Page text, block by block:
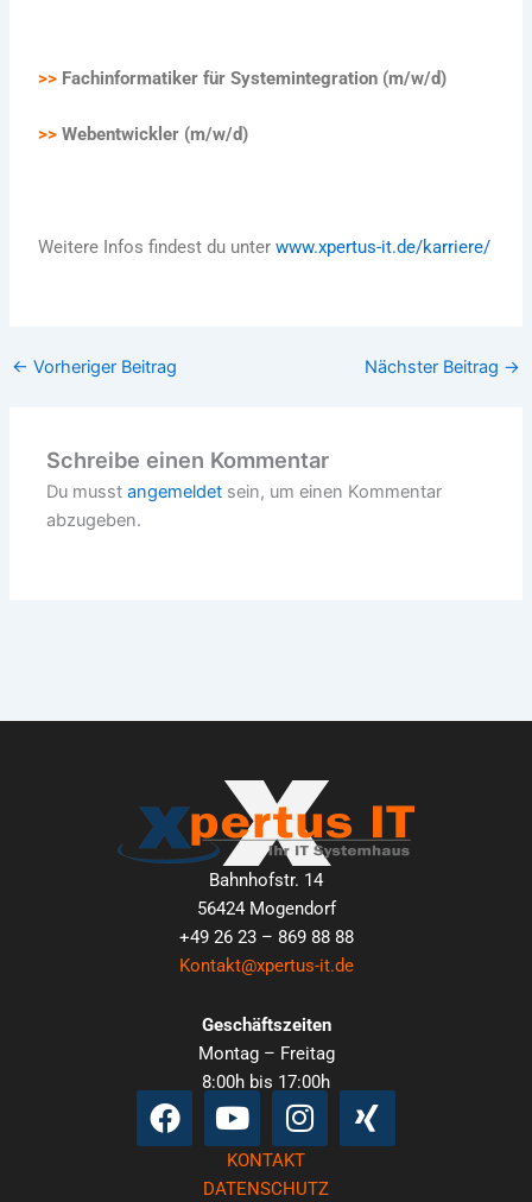
>> Fachinformatiker für Systemintegration (m/w/d)
>> Webentwickler (m/w/d)
Weitere Infos findest du unterwww.xpertus-it.de/karriere/
← Vorheriger Beitrag Nächster Beitrag →
Schreibe einen Kommentar
Du musstangemeldet sein, um einen Kommentar
abzugeben.
Bahnhofstr. 14
56424 Mogendorf
+49 26 23 – 869 88 88
Kontakt@xpertus-it.de
Geschäftszeiten
Montag – Freitag
8:00h bis 17:00h
Facebook
YoutubeInstagram
Xing
KONTAKT
DATENSCHUTZ